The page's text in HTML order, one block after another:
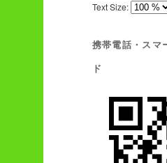
Text Size:
携帯電話・スマ
ド